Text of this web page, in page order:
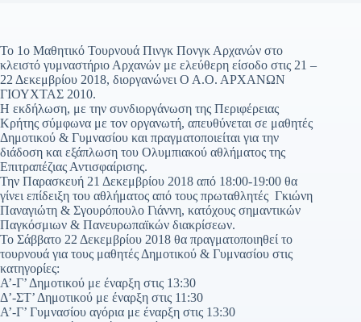
Το 1ο Μαθητικό Τουρνουά Πινγκ Πονγκ Αρχανών στο
κλειστό γυμναστήριο Αρχανών με ελεύθερη είσοδο στις 21 –
22 Δεκεμβρίου 2018, διοργανώνει Ο Α.Ο. ΑΡΧΑΝΩΝ
ΓΙΟΥΧΤΑΣ 2010.
Η εκδήλωση, με την συνδιοργάνωση της Περιφέρειας
Κρήτης σύμφωνα με τον οργανωτή, απευθύνεται σε μαθητές
Δημοτικού & Γυμνασίου και πραγματοποιείται για την
διάδοση και εξάπλωση του Ολυμπιακού αθλήματος της
Επιτραπέζιας Αντισφαίρισης.
Την Παρασκευή 21 Δεκεμβρίου 2018 από 18:00-19:00 θα
γίνει επίδειξη του αθλήματος από τους πρωταθλητές Γκιώνη
Παναγιώτη & Σγουρόπουλο Γιάννη, κατόχους σημαντικών
Παγκόσμιων & Πανευρωπαϊκών διακρίσεων.
Το Σάββατο 22 Δεκεμβρίου 2018 θα πραγματοποιηθεί το
τουρνουά για τους μαθητές Δημοτικού & Γυμνασίου στις
κατηγορίες:
Α’-Γ’ Δημοτικού με έναρξη στις 13:30
Δ’-ΣΤ’ Δημοτικού με έναρξη στις 11:30
Α’-Γ’ Γυμνασίου αγόρια με έναρξη στις 13:30